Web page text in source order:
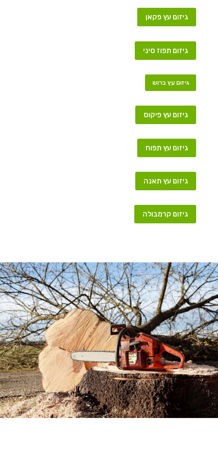
גיזום עץ פקאן
גיזום תפוז סיני
גיזום עץ ברוש
גיזום עץ פיקוס
גיזום עץ תפוח
גיזום עץ תאנה
גיזום קרמבולה